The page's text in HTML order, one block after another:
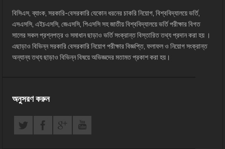
বিসিএস, ব্যাংক, সরকারি-বেসরকারি যেকোন ধরনের চাকরি নিয়োগ, বিশ্ববিদ্যালয়ে ভর্তি,
এসএসসি, এইচএসসি, জেএসসি, পিএসসি সহ জাতীয় বিশ্ববিদ্যালয়ে ভর্তি পরীক্ষার বিগত
সালের সকল প্রশ্নপত্র ও সমাধান ছাড়াও ভর্তি সংক্রান্ত বিস্তারিত তথ্য প্রদান করা হয় ।
এছাড়াও বিভিন্ন সরকারি বেসরকারি নিয়োগ পরীক্ষার বিজ্ঞপ্তি, ফলাফল ও নিয়োগ সংক্রান্ত
অন্যান্য তথ্য ছাড়াও বিভিন্ন বিষয়ে অভিজ্ঞদের মতামত প্রকাশ করা হয়।
অনুসরণ করুন